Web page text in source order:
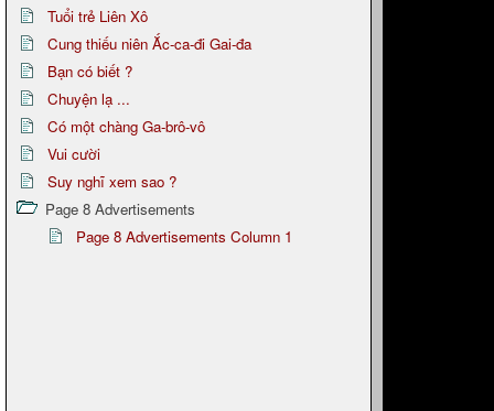
Tuổi trẻ Liên Xô
Cung thiếu niên Ắc-ca-đi Gai-đa
Bạn có biết ?
Chuyện lạ ...
Có một chàng Ga-brô-vô
Vui cười
Suy nghĩ xem sao ?
Page 8 Advertisements
Page 8 Advertisements Column 1